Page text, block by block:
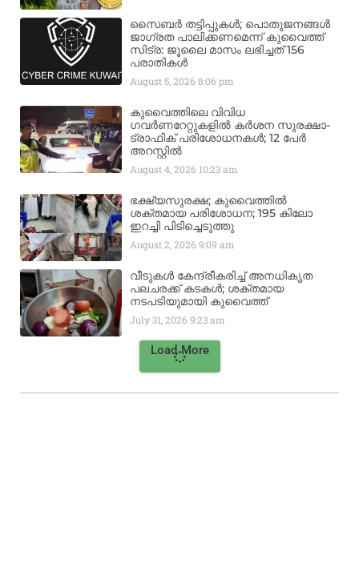
സൈബർ തട്ടിപ്പുകൾ; പൊതുജനങ്ങൾ
ജാഗ്രത പാലിക്കണമെന്ന് കുവൈത്ത്
സിട്ര: ജൂലൈ മാസം ലഭിച്ചത് 156
പരാതികൾ
August 5, 20268:06 pm
കുവൈത്തിലെ വിവിധ
ഗവർണറേറ്റുകളിൽ കർശന സുരക്ഷാ-
ട്രാഫിക് പരിശോധനകൾ; 12 പേർ
അറസ്റ്റിൽ
August 4, 2026 10:23 am
ഭക്ഷ്യസുരക്ഷ; കുവൈത്തിൽ
ശക്തമായ പരിശോധന; 195 കിലോ
ഇറച്ചി പിടിച്ചെടുത്തു
August 2, 20269:09 am
വീടുകൾ കേന്ദ്രീകരിച്ച് അനധികൃത
പലചരക്ക് കടകൾ; ശക്തമായ
നടപടിയുമായി കുവൈത്ത്
July 31, 20269:23 am
Load More